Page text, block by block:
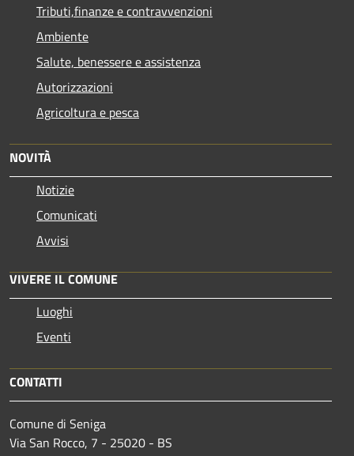
Tributi,finanze e contravvenzioni
Ambiente
Salute, benessere e assistenza
Autorizzazioni
Agricoltura e pesca
NOVITÀ
Notizie
Comunicati
Avvisi
VIVERE IL COMUNE
Luoghi
Eventi
CONTATTI
Comune di Seniga
Via San Rocco, 7 - 25020 - BS